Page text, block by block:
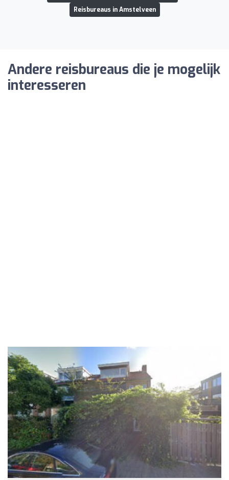
Reisbureaus in Amstelveen
Andere reisbureaus die je mogelijk
interesseren